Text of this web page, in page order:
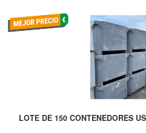
LOTE DE 150 CONTENEDORES